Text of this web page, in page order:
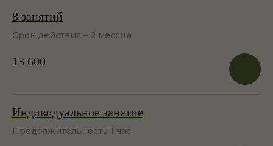
8 занятий
Срок действия – 2 месяца
13 600
Индивидуальное занятие
Продолжительность 1 час